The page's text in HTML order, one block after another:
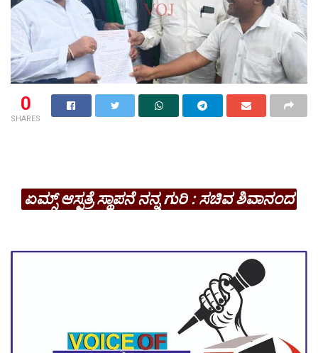
0
SHARES
ಏಮ್ಸ್ ಆಸ್ಪತ್ರೆ ಸ್ಥಾಪನೆ ನನ್ನ ಗುರಿ : ಸಚಿವ ಶಿವಾನಂದ